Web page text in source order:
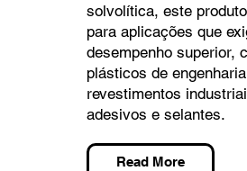
solvolítica, este
para aplicações que
desempenho superior,
plásticos de
revestimentos
adesivos e selantes.
Read More